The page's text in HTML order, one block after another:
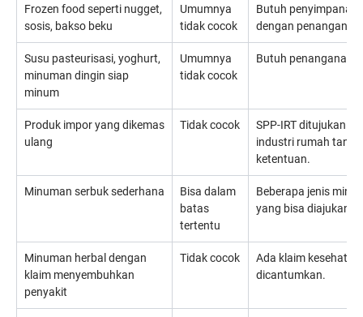
Frozen food seperti nugget,
sosis, bakso beku
Umumnya
tidak cocok
Butuh penyimpanan
dengan
Susu pasteurisasi, yoghurt,
minuman dingin siap
minum
Umumnya
tidak cocok
Butuh penanganan
Produk impor yang dikemas
ulang
Tidak cocok
SPP-IRT ditujukan
industri rumah
ketentuan.
Minuman serbuk sederhana
Bisa dalam
batas
tertentu
Beberapa jenis
yang bisa diajukan
Minuman herbal dengan
klaim menyembuhkan
penyakit
Tidak cocok
Ada klaim
dicantumkan.